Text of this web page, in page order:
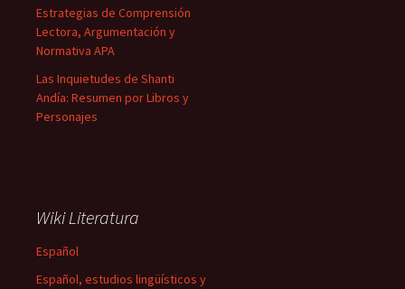
Estrategias de Comprensión
Lectora, Argumentación y
Normativa APA
Las Inquietudes de Shanti
Andía: Resumen por Libros y
Personajes
Wiki Literatura
Español
Español, estudios lingüísticos y